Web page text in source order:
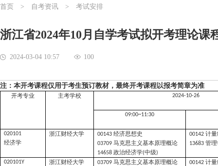
首页 > 自考资讯 > 考试安排
浙江省2024年10月自学考试拟开考理论课
2024-03-04 10:57 100
注：本开考课程仅用于考生预订教材，最终开考课程以报考简章为准
开考专业 主考学校 2024-10-26
09:00~11:30
020101
经济学
浙江财经大学 00143经济思想史
03709马克思主义基本原理概论
14658 政治经济学(中级)
00142计
13683管
020101Y 浙江财经大学 03709马克思主义基本原理概论 00142计